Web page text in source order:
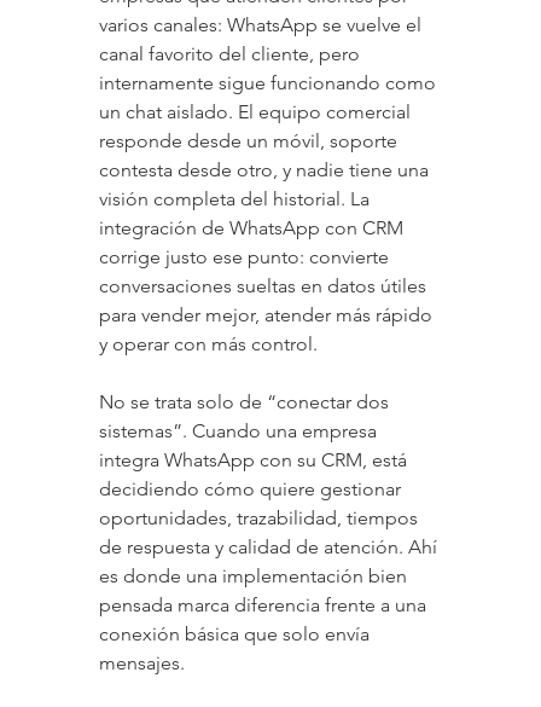
varios canales: WhatsApp se vuelve el
canal favorito del cliente, pero
internamente sigue funcionando como
un chat aislado. El equipo comercial
responde desde un móvil, soporte
contesta desde otro, y nadie tiene una
visión completa del historial. La
integración de WhatsApp con CRM
corrige justo ese punto: convierte
conversaciones sueltas en datos útiles
para vender mejor, atender más rápido
y operar con más control.
No se trata solo de “conectar dos
sistemas”. Cuando una empresa
integra WhatsApp con su CRM, está
decidiendo cómo quiere gestionar
oportunidades, trazabilidad, tiempos
de respuesta y calidad de atención. Ahí
es donde una implementación bien
pensada marca diferencia frente a una
conexión básica que solo envía
mensajes.